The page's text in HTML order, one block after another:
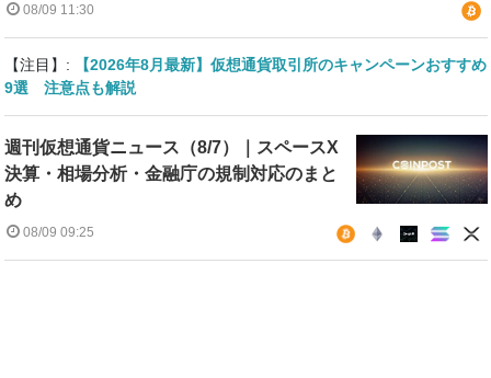
08/09 11:30
【注目】:
【2026年8月最新】仮想通貨取引所のキャンペーンおすすめ
9選 注意点も解説
週刊仮想通貨ニュース（8/7）｜スペースX
決算・相場分析・金融庁の規制対応のまと
め
08/09 09:25